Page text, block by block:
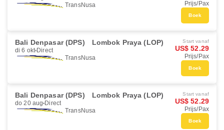
TransNusa
Prijs/Pax
Boek
Bali Denpasar (DPS) Lombok Praya (LOP)
di 6 okt Direct
TransNusa
Start vanaf
US$ 52.29
Prijs/Pax
Boek
Bali Denpasar (DPS) Lombok Praya (LOP)
do 20 aug Direct
TransNusa
Start vanaf
US$ 52.29
Prijs/Pax
Boek